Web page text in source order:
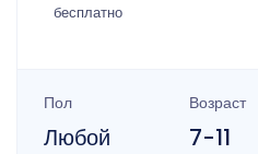
бесплатно
Пол
Любой
Возраст
7-11